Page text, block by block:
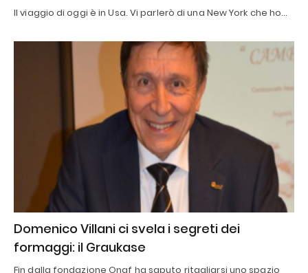
Il viaggio di oggi è in Usa. Vi parlerò di una New York che ho…
Domenico Villani ci svela i segreti dei
formaggi: il Graukase
Fin dalla fondazione Onaf ha saputo ritagliarsi uno spazio